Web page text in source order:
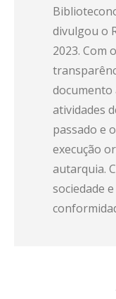
divulgou o
2023. Com
documento
atividades
passado e
execução
autarquia.
sociedade